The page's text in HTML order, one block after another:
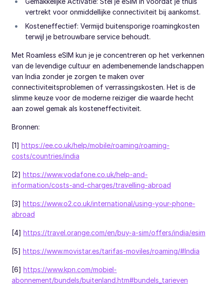
vertrekt voor onmiddellijke connectiviteit bij aankomst.
Kosteneffectief: Vermijd buitensporige roamingkosten
terwijl je betrouwbare service behoudt.
Met Roamless eSIM kun je je concentreren op het verkennen
van de levendige cultuur en adembenemende landschappen
van India zonder je zorgen te maken over
connectiviteitsproblemen of verrassingskosten. Het is de
slimme keuze voor de moderne reiziger die waarde hecht
aan zowel gemak als kosteneffectiviteit.
Bronnen:
[1] https://ee.co.uk/help/mobile/roaming/roaming-
costs/countries/india
[2] https://www.vodafone.co.uk/help-and-
information/costs-and-charges/travelling-abroad
[3] https://www.o2.co.uk/international/using-your-phone-
abroad
[4] https://travel.orange.com/en/buy-a-sim/offers/india/esim
[5] https://www.movistar.es/tarifas-moviles/roaming/#India
[6] https://www.kpn.com/mobiel-
abonnement/bundels/buitenland.htm#bundels_tarieven